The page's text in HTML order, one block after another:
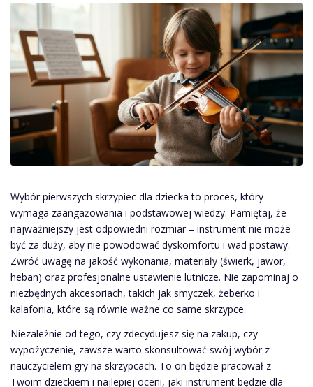
Wybór pierwszych skrzypiec dla dziecka to proces, który
wymaga zaangażowania i podstawowej wiedzy. Pamiętaj, że
najważniejszy jest odpowiedni rozmiar – instrument nie może
być za duży, aby nie powodować dyskomfortu i wad postawy.
Zwróć uwagę na jakość wykonania, materiały (świerk, jawor,
heban) oraz profesjonalne ustawienie lutnicze. Nie zapominaj o
niezbędnych akcesoriach, takich jak smyczek, żeberko i
kalafonia, które są równie ważne co same skrzypce.
Niezależnie od tego, czy zdecydujesz się na zakup, czy
wypożyczenie, zawsze warto skonsultować swój wybór z
nauczycielem gry na skrzypcach. To on będzie pracował z
Twoim dzieckiem i najlepiej oceni, jaki instrument będzie dla